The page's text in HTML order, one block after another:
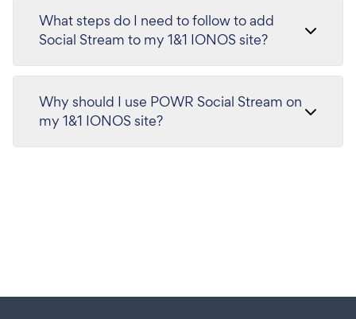
What steps do I need to follow to add
Social Stream to my 1&1 IONOS site?
Why should I use POWR Social Stream on
my 1&1 IONOS site?